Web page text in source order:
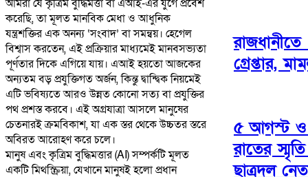
আমরা যে কৃত্রিম বুদ্ধিমত্তা বা এআই-এর যুগে প্রবেশ
করেছি, তা মূলত মানবিক মেধা ও আধুনিক
যন্ত্রশক্তির এক অনন্য ‘সংবাদ’ বা সমন্বয়। হেগেল
বিশ্বাস করতেন, এই প্রক্রিয়ার মাধ্যমেই মানবসভ্যতা
পূর্ণতার দিকে এগিয়ে যায়। এআই হয়তো আজকের
অন্যতম বড় প্রযুক্তিগত অর্জন, কিন্তু দ্বান্দ্বিক নিয়মেই
এটি ভবিষ্যতে আরও উন্নত কোনো সত্য বা প্রযুক্তির
পথ প্রশস্ত করবে। এই অগ্রযাত্রা আসলে মানুষের
চেতনারই ক্রমবিকাশ, যা এক স্তর থেকে উচ্চতর স্তরে
অবিরত আরোহণ করে চলে।
​মানুষ এবং কৃত্রিম বুদ্ধিমত্তার (AI) সম্পর্কটি মূলত
একটি মিথস্ক্রিয়া, যেখানে মানুষই হলো প্রধান
গ্রেপ্তার,
৫ আগস্ট ও
রাতের
ছাত্রদল